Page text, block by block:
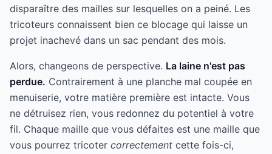
disparaître des mailles sur lesquelles on a peiné. Les
tricoteurs connaissent bien ce blocage qui laisse un
projet inachevé dans un sac pendant des mois.
Alors, changeons de perspective. La laine n'est pas
perdue. Contrairement à une planche mal coupée en
menuiserie, votre matière première est intacte. Vous
ne détruisez rien, vous redonnez du potentiel à votre
fil. Chaque maille que vous défaites est une maille que
vous pourrez tricoter correctement cette fois-ci,